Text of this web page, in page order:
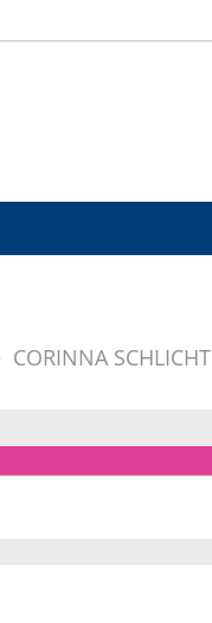
CORINNA SCHLICHT